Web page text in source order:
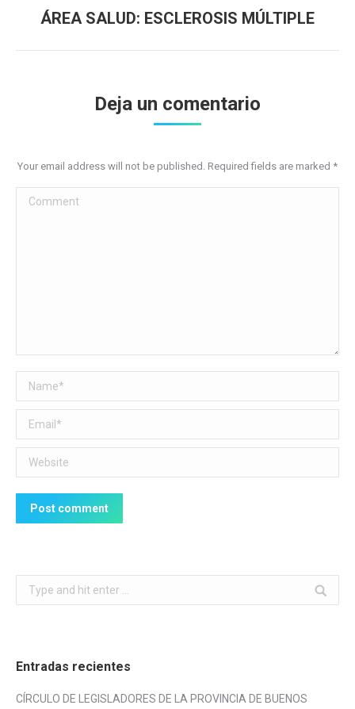
Next
ÁREA SALUD: ESCLEROSIS MÚLTIPLE
Deja un comentario
Your email address will not be published. Required fields are marked *
Comment
Name *
Email *
Website
Post comment
Search:
Entradas recientes
CÍRCULO DE LEGISLADORES DE LA PROVINCIA DE BUENOS